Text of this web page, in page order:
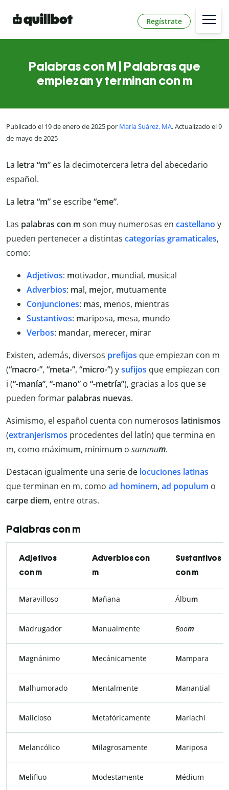
Regístrate
Palabras con M | Palabras que
empiezan y terminan con m
Publicado el 19 de enero de 2025 por María Suárez, MA. Actualizado el 9
de mayo de 2025
La letra “m” es la decimotercera letra del abecedario
español.
La letra “m”se escribe“eme”.
Las palabras con m son muy numerosas en castellano y
pueden pertenecer a distintas categorías gramaticales,
como:
Adjetivos: motivador, mundial, musical
Adverbios: mal, mejor, mutuamente
Conjunciones: mas, menos, mientras
Sustantivos: mariposa, mesa, mundo
Verbos: mandar, merecer, mirar
Existen, además, diversos prefijos que empiezan con m
(“macro-”, “meta-”, “micro-”) ysufijos que empiezan con
i (“-manía”, “-mano” o “-metría”), gracias a los que se
pueden formar palabras nuevas.
Asimismo, el español cuenta con numerosos latinismos
(extranjerismos procedentes del latín) que termina en
m, como máximum, mínimum o summum.
Destacan igualmente una serie de locuciones latinas
que terminan en m, como ad hominem, ad populum o
carpe diem, entre otras.
Palabras con m
Adjetivos
con m
Adverbios con
m
Sustantivos
con m
Maravilloso Mañana Álbum
Madrugador Manualmente Boom
Magnánimo Mecánicamente Mampara
Malhumorado Mentalmente Manantial
Malicioso Metafóricamente Mariachi
Melancólico Milagrosamente Mariposa
Melifluo Modestamente Médium